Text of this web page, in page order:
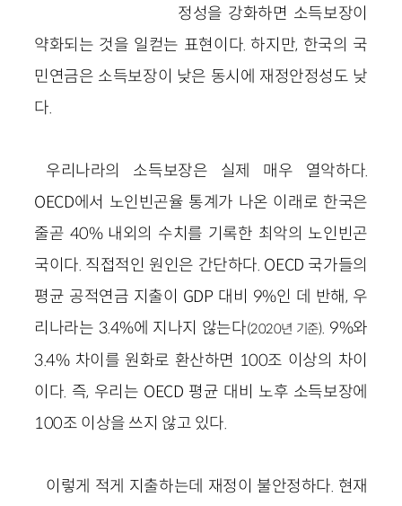
정성을 강화하면 소득보장이
약화되는 것을 일컫는 표현이다. 하지만, 한국의 국
민연금은 소득보장이 낮은 동시에 재정안정성도 낮
다.
우리나라의 소득보장은 실제 매우 열악하다.
OECD에서 노인빈곤율 통계가 나온 이래로 한국은
줄곧 40% 내외의 수치를 기록한 최악의 노인빈곤
국이다. 직접적인 원인은 간단하다. OECD 국가들의
평균 공적연금 지출이 GDP 대비 9%인 데 반해, 우
리나라는 3.4%에 지나지 않는다(2020년 기준). 9%와
3.4% 차이를 원화로 환산하면 100조 이상의 차이
이다. 즉, 우리는 OECD 평균 대비 노후 소득보장에
100조 이상을 쓰지 않고 있다.
이렇게 적게 지출하는데 재정이 불안정하다. 현재